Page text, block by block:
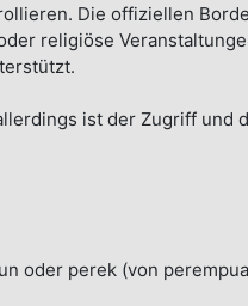
Die offiziellen
religiöse
ist der Zugriff
oder perek (von